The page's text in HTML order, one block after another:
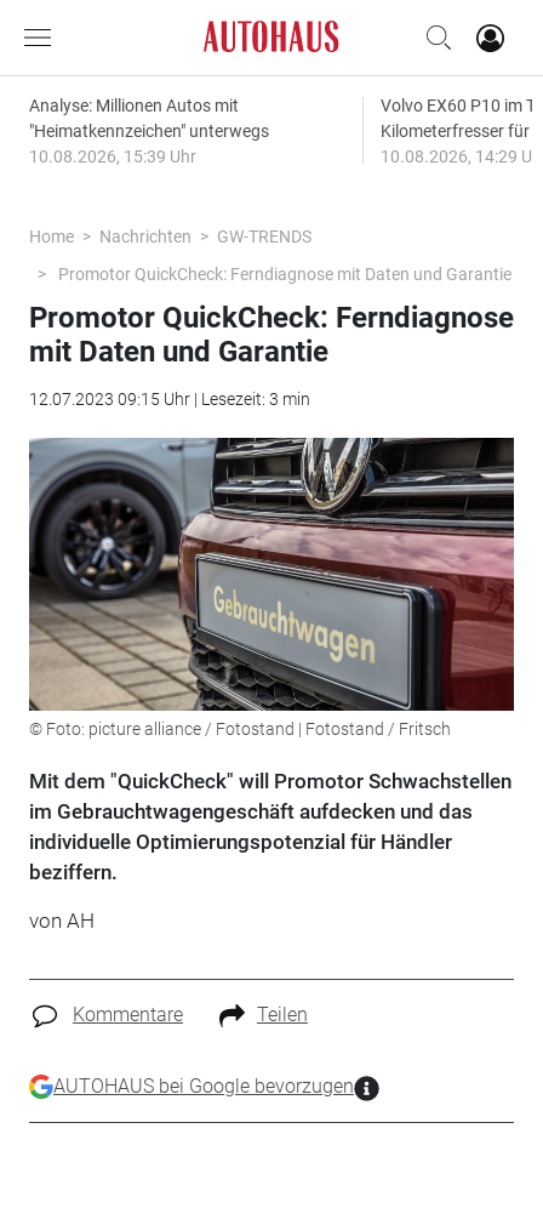
Analyse: Millionen Autos mit
"Heimatkennzeichen" unterwegs
10.08.2026, 15:39 Uhr
Volvo EX60 P10 im
Kilometerfresser für
10.08.2026, 14:29
Home Nachrichten
GW-TRENDS
Promotor QuickCheck: Ferndiagnose mit Daten und Garantie
Promotor QuickCheck: Ferndiagnose
mit Daten und Garantie
12.07.2023 09:15 Uhr | Lesezeit: 3 min
© Foto: picture alliance / Fotostand | Fotostand / Fritsch
Mit dem "QuickCheck" will Promotor Schwachstellen
im Gebrauchtwagengeschäft aufdecken und das
individuelle Optimierungspotenzial für Händler
beziffern.
von AH
Kommentare Teilen
AUTOHAUS bei Google bevorzugen